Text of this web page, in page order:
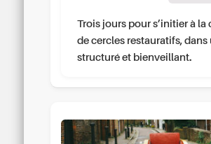
Trois jours pour s’initier à la
de cercles restauratifs, dans
structuré et bienveillant.